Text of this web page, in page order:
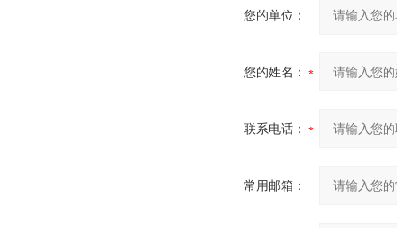
您的单位：
您的姓名：
联系电话：
常用邮箱：